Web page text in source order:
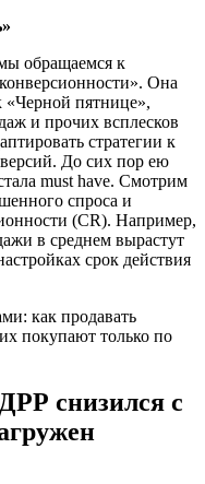
обращаемся к
Она
«Черной пятнице»,
и прочих всплесков
стратегии к
До сих пор ею
must have. Смотрим
спроса и
(CR). Например,
в среднем вырастут
срок действия
снизился с